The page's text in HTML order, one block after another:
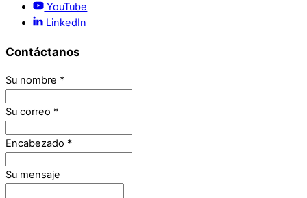
YouTube
LinkedIn
Contáctanos
Su nombre *
Su correo *
Encabezado *
Su mensaje